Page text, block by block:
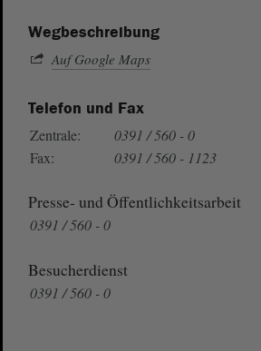
Wegbeschreibung
Auf Google Maps
Telefon und Fax
Zentrale:
0391 / 560 - 0
Fax:
0391 / 560 - 1123
Presse- und Öffentlichkeitsarbeit
0391 / 560 - 0
Besucherdienst
0391 / 560 - 0